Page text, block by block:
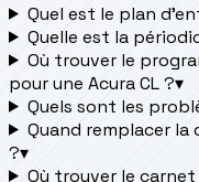
Quel est le plan
Quelle est la
Où trouver le
pour une Acura CL ?▾
Quels sont les
Quand remplacer
?▾
Où trouver le